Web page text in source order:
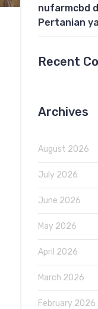
nufarmcbd
Pertanian
Recent
Archives
August 2026
July 2026
June 2026
May 2026
April 2026
March 2026
February 2026